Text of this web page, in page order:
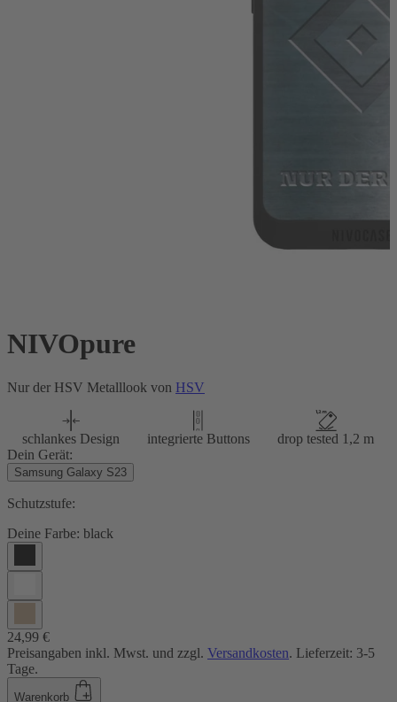
NIVOpure
Nur der HSV Metalllook von HSV
schlankes Design integrierte Buttons
drop tested 1,2 m
Dein Gerät:
Samsung Galaxy S23
Schutzstufe:
Deine Farbe: black
24,99 €
Preisangaben inkl. Mwst. und zzgl. Versandkosten. Lieferzeit: 3-5
Tage.
Warenkorb